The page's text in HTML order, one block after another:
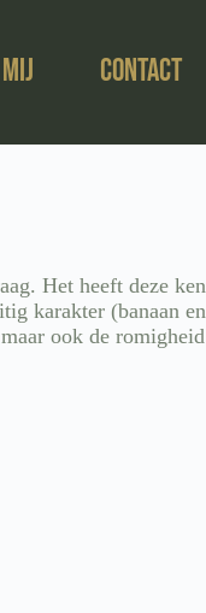
Contact
Het heeft deze
karakter (banaan
ook de